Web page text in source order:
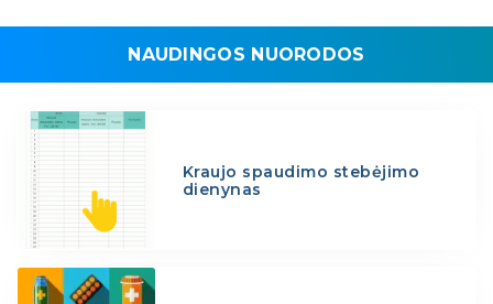
NAUDINGOS NUORODOS
Kraujo spaudimo stebėjimo
dienynas